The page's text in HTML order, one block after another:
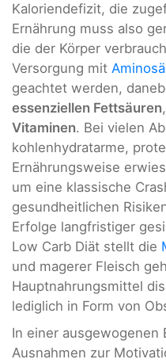
Kaloriendefizit, die
Ernährung muss also
die der Körper
Versorgung mit
geachtet werden,
essenziellen Fettsäuren,
Vitaminen. Bei vielen
kohlenhydratarme,
Ernährungsweise
um eine klassische
gesundheitlichen
Erfolge langfristiger
Low Carb Diät stellt die
und magerer Fleisch
Hauptnahrungsmittel
lediglich in Form von
In einer ausgewogenen
Ausnahmen zur